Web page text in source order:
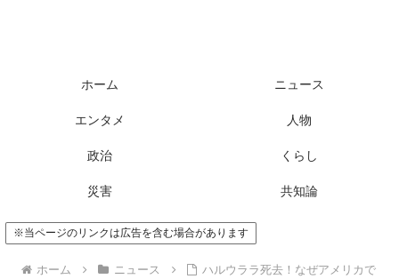
ホーム ニュース
エンタメ 人物
政治 くらし
災害 共知論
※当ページのリンクは広告を含む場合があります
ホーム ニュース
ハルウララ死去！なぜアメリカで